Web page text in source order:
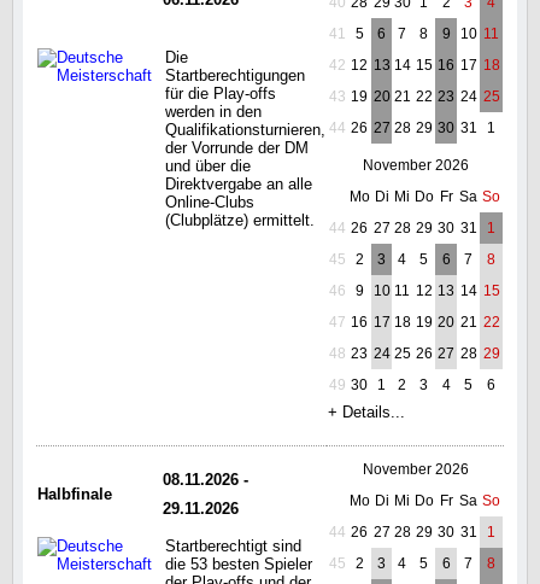
41
5 6 7 8 9 10 11
42 12 13 14 15 16 17 18
43 19 20 21 22 23 24 25
44 26 27 28 29 30 31 1
November 2026
Mo Di Mi Do Fr Sa So
44 26 27 28 29 30 31
1
45
2 3 4 5 6 7
8
46
9 10 11 12 13 14 15
47 16 17 18 19 20 21 22
48 23 24 25 26 27 28 29
49 30 1 2 3 4 5 6
Die
Startberechtigungen
für die Play-offs
werden in den
Qualifikationsturnieren,
der Vorrunde der DM
und über die
Direktvergabe an alle
Online-Clubs
(Clubplätze) ermittelt.
+ Details...
Halbfinale
08.11.2026 -
29.11.2026
November 2026
Mo Di Mi Do Fr Sa So
44 26 27 28 29 30 31
1
45
2 3 4 5 6 7
8
Startberechtigt sind
die 53 besten Spieler